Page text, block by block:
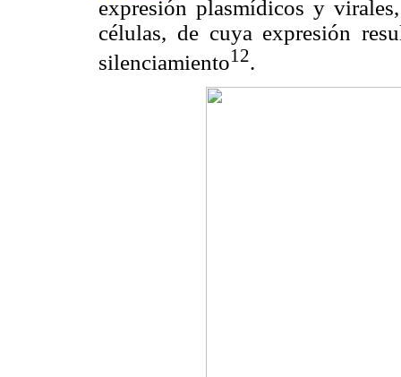
expresión plasmídicos y
células, de cuya expresión
silenciamiento12.